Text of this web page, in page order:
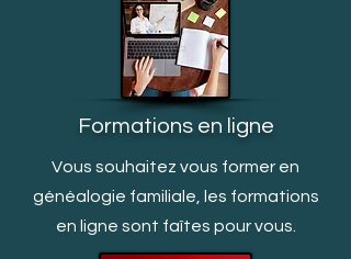
Formations en ligne
Vous souhaitez vous former en
généalogie familiale, les formations
en ligne sont faîtes pour vous.